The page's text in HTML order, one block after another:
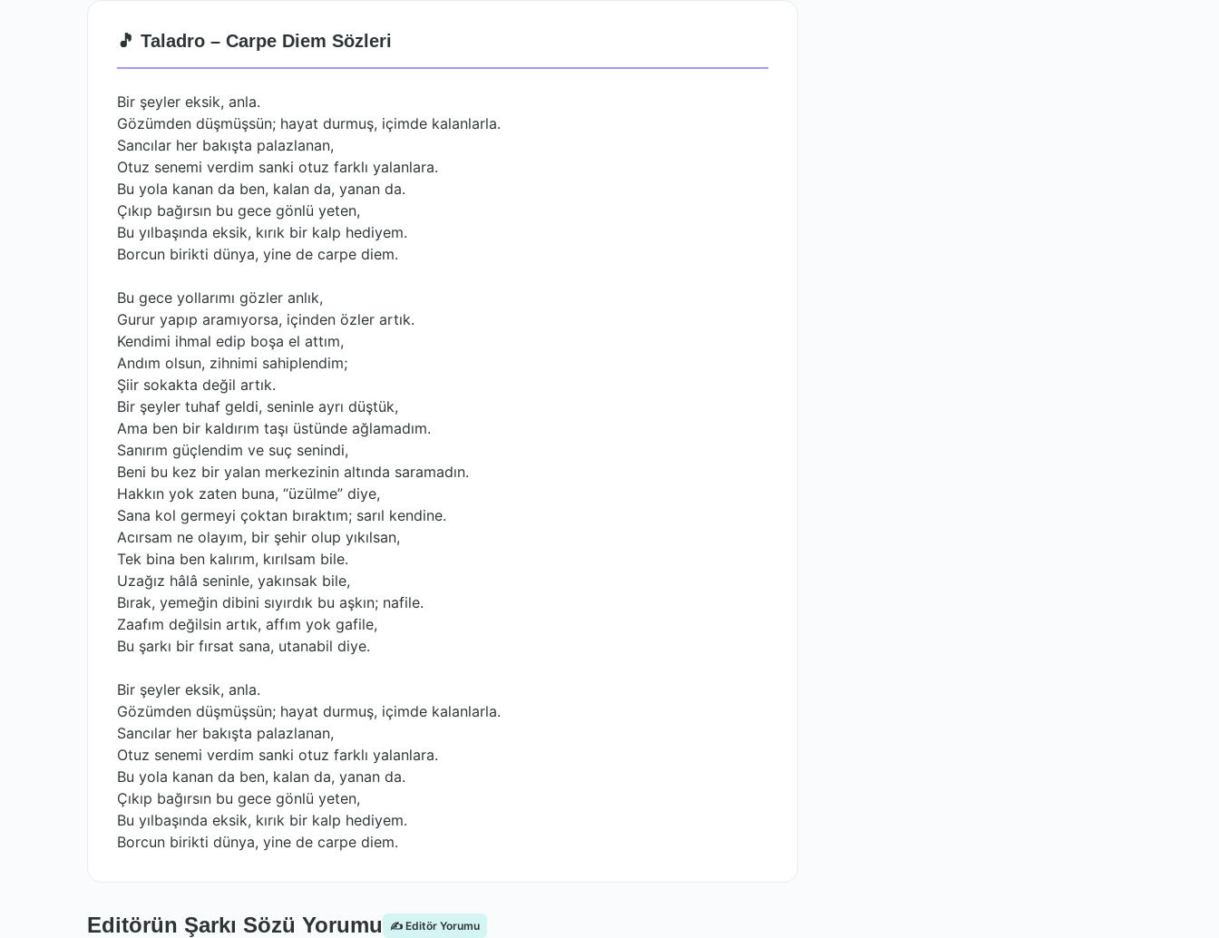
🎵 Taladro – Carpe Diem Sözleri
Bir şeyler eksik, anla.
Gözümden düşmüşsün; hayat durmuş, içimde kalanlarla.
Sancılar her bakışta palazlanan,
Otuz senemi verdim sanki otuz farklı yalanlara.
Bu yola kanan da ben, kalan da, yanan da.
Çıkıp bağırsın bu gece gönlü yeten,
Bu yılbaşında eksik, kırık bir kalp hediyem.
Borcun birikti dünya, yine de carpe diem.
Bu gece yollarımı gözler anlık,
Gurur yapıp aramıyorsa, içinden özler artık.
Kendimi ihmal edip boşa el attım,
Andım olsun, zihnimi sahiplendim;
Şiir sokakta değil artık.
Bir şeyler tuhaf geldi, seninle ayrı düştük,
Ama ben bir kaldırım taşı üstünde ağlamadım.
Sanırım güçlendim ve suç senindi,
Beni bu kez bir yalan merkezinin altında saramadın.
Hakkın yok zaten buna, “üzülme” diye,
Sana kol germeyi çoktan bıraktım; sarıl kendine.
Acırsam ne olayım, bir şehir olup yıkılsan,
Tek bina ben kalırım, kırılsam bile.
Uzağız hâlâ seninle, yakınsak bile,
Bırak, yemeğin dibini sıyırdık bu aşkın; nafile.
Zaafım değilsin artık, affım yok gafile,
Bu şarkı bir fırsat sana, utanabil diye.
Bir şeyler eksik, anla.
Gözümden düşmüşsün; hayat durmuş, içimde kalanlarla.
Sancılar her bakışta palazlanan,
Otuz senemi verdim sanki otuz farklı yalanlara.
Bu yola kanan da ben, kalan da, yanan da.
Çıkıp bağırsın bu gece gönlü yeten,
Bu yılbaşında eksik, kırık bir kalp hediyem.
Borcun birikti dünya, yine de carpe diem.
Editörün Şarkı Sözü Yorumu ✍️ Editör Yorumu